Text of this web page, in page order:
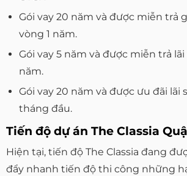
Gói vay 20 năm và được miễn trả
vòng 1 năm.
Gói vay 5 năm và được miễn trả
năm.
Gói vay 20 năm và được ưu đãi lãi
tháng đầu.
Tiến độ dự án The Classia
Hiện tại, tiến độ The Classia đang
đẩy nhanh tiến độ thi công những